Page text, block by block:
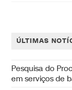
ÚLTIMAS
Pesquisa do
em serviços de